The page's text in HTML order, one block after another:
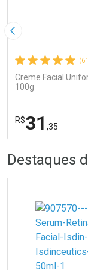
Imagem Anterior
Creme Facial
100g
R$31 ,35
Laboratório
Por Menos
Destaques